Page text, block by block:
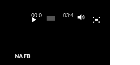
00:00 03:45
NA FB